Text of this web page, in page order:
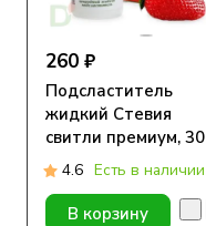
260 ₽
Подсластитель
жидкий Стевия
свитли премиум, 30
мл.4.6 Есть в наличии
В корзину